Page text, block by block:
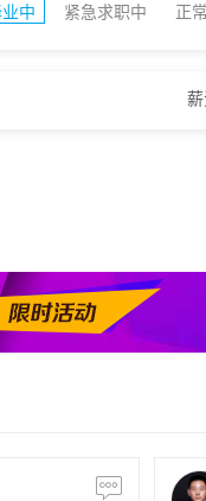
中 紧急求职中 正
薪